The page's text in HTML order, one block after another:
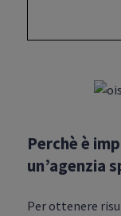
Perchè è
un’agenzia
Per ottenere